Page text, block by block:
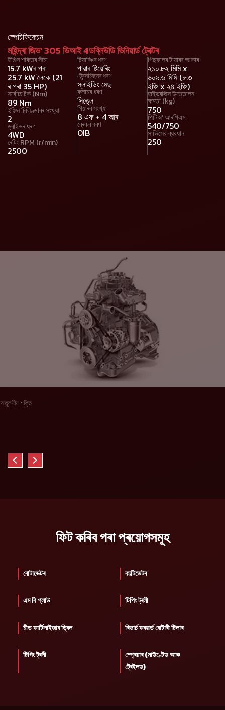
স্পেচিফিকেচন
মহিন্দ্ৰা জিভ' 305 ডিআই 4ডব্লিউডি ভিনিয়াৰ্ড ট্ৰেক্টৰ
ইঞ্জিন শক্তিৰ সীমা
15.7 kWৰ পৰা
25.7 kW লৈকে (21
ৰ পৰা 35 HP)
সৰ্বোচ্চ টৰ্ক (Nm)
89 Nm
ইঞ্জিন চিলিণ্ডাৰৰ সংখ্যা
2
ড্ৰাইভৰ ধৰণ
4WD
ৰেটিং RPM (r/min)
2500
ষ্টিয়াৰিঙৰ ধৰণ
পাৱাৰ ষ্টিয়েৰিং
ট্ৰেন্সমিছনৰ ধৰণ
স্লাইডিং মেছ
ক্লাচৰ ধৰণ
সিঙ্লে
গিয়াৰৰ সংখ্যা
8 এফ + 4 আৰ
ব্ৰেকৰ ধৰণ
OIB
পিছফালৰ টায়াৰৰ আকাৰ
২১০.৮২ মিমি x
৬০৯.৬ মিমি (৮.৩
ইঞ্চি x ২৪ ইঞ্চি)
হাইড্ৰলিক্স উত্তোলন
ক্ষমতা (kg)
750
পিটিঅ’ আৰপিএম
540/750
সার্ভিসের ব্যবধান
250
অতুলনীয় শক্তি
ফিট কৰিব পৰা প্ৰয়োগসমূহ
ৰোটাভেটৰ কাল্টিভেটৰ
এম বি প্লাউ টিপিং ট্ৰলী
চীড ফাৰ্টিলাইজাৰ ড্ৰিল ৰিভাৰ্চ ফৰৱাৰ্ড ৰোটাৰী টিলাৰ
টিপিং ট্ৰলী
স্প্ৰেয়াৰ (মাউণ্টেড আৰু
ট্ৰেইলড)